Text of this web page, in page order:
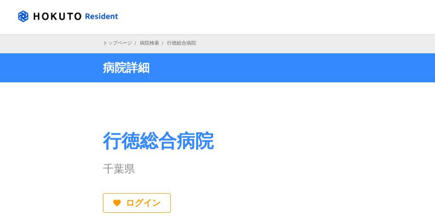
トップページ / 病院検索 / 行徳総合病院
病院詳細
行徳総合病院
千葉県
ログイン